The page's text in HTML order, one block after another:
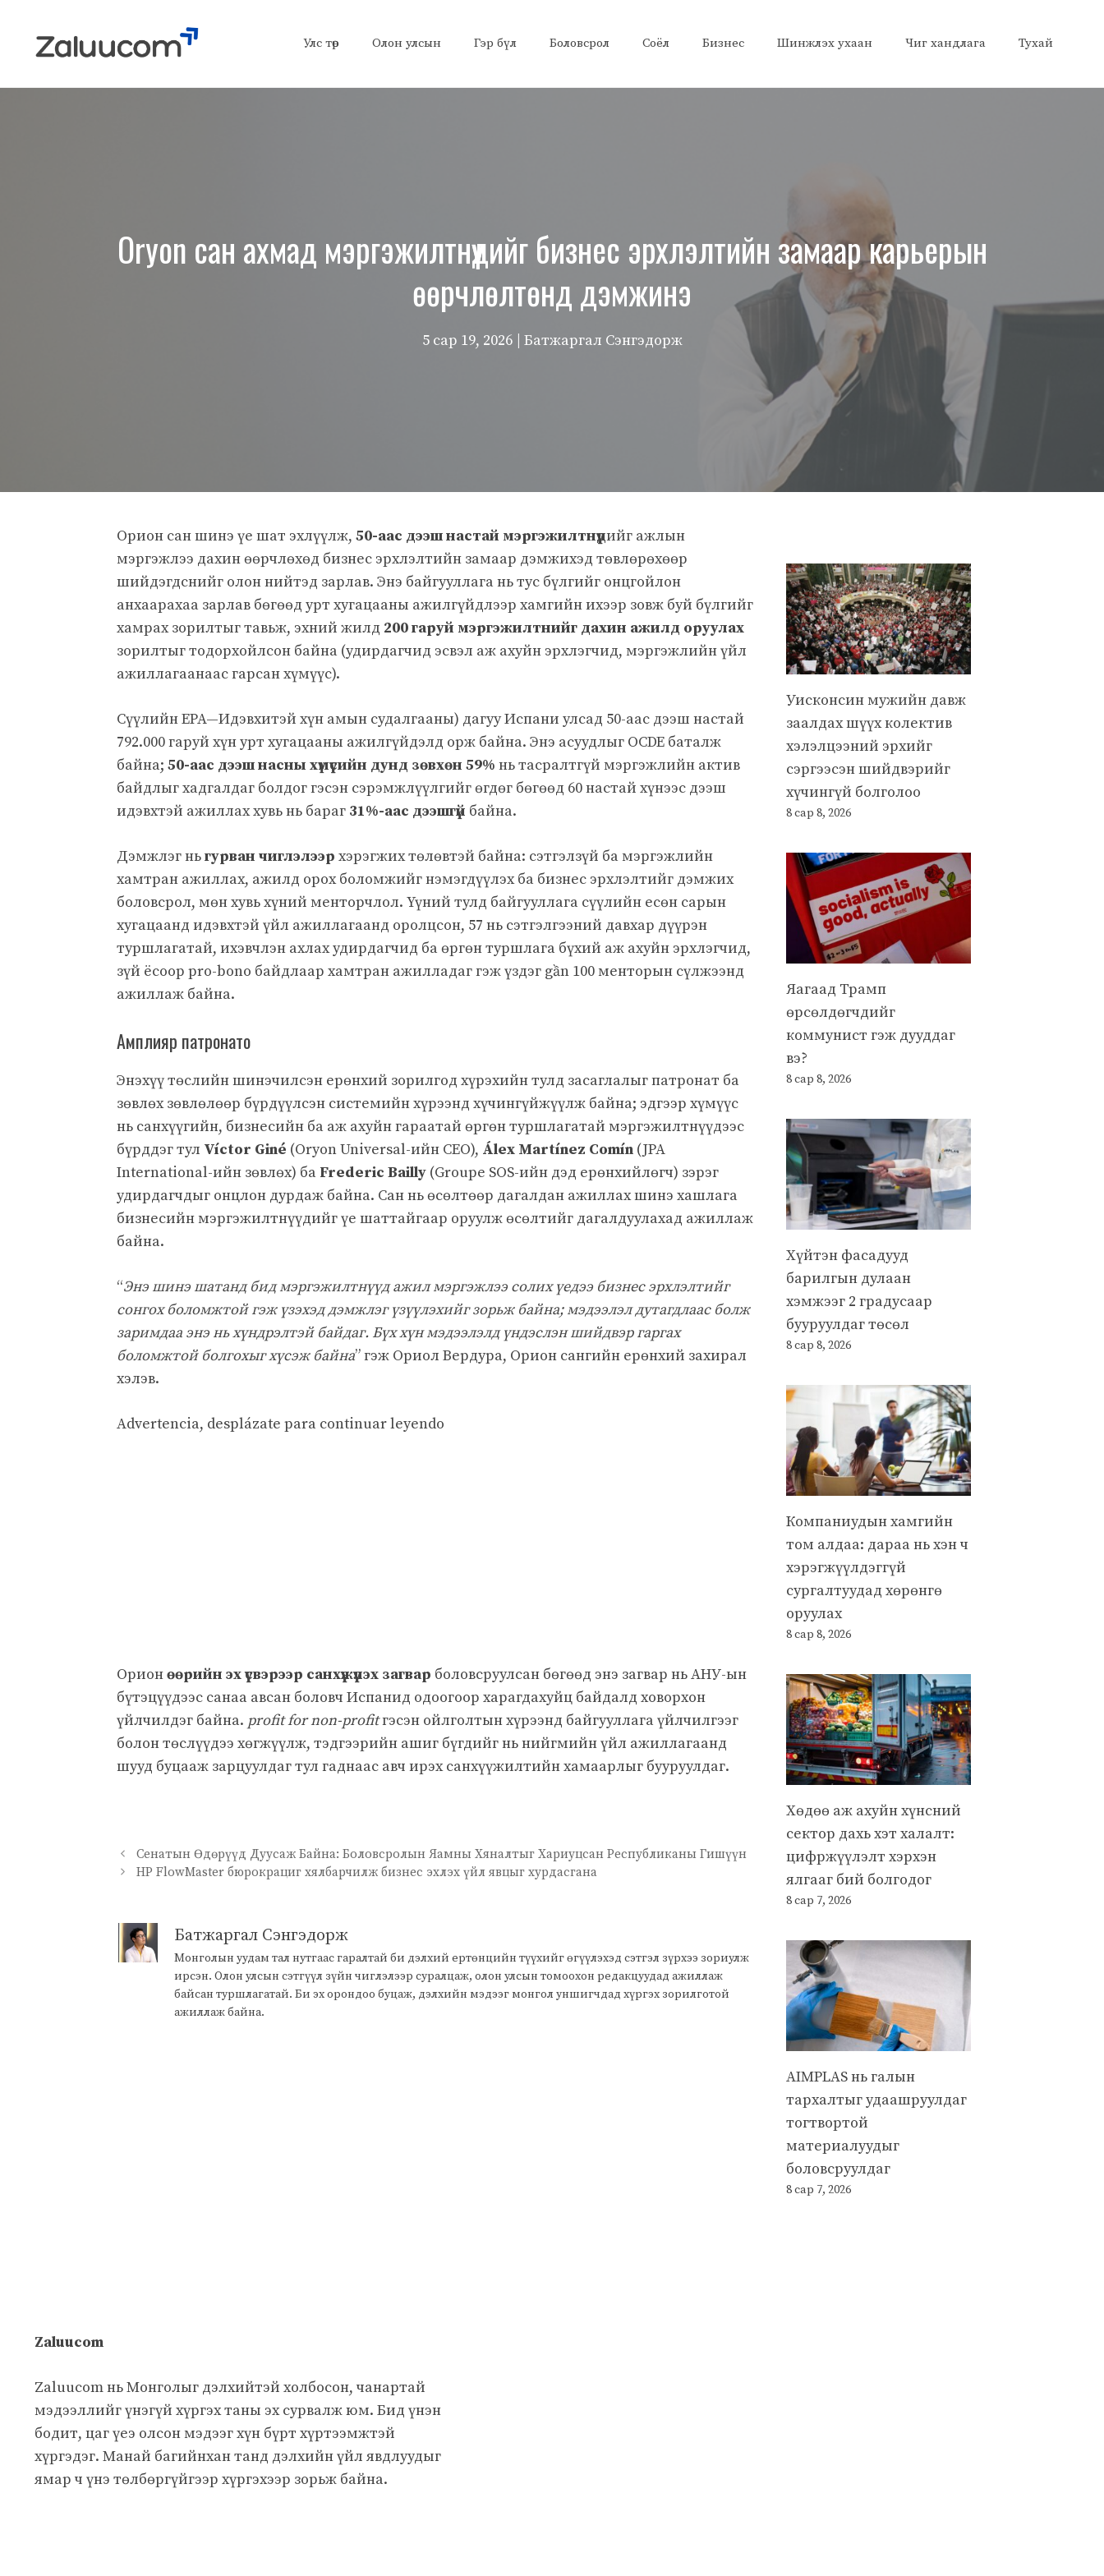
content
Улс төр Олон улсын Гэр бүл Боловсрол Соёл Бизнес Шинжлэх ухаан Чиг хандлага Тухай
Oryon сан ахмад мэргэжилтнүүдийг бизнес эрхлэлтийн замаар карьерын
өөрчлөлтөнд дэмжинэ
5 сар 19, 2026 | Батжаргал Сэнгэдорж
Орион сан шинэ үе шат эхлүүлж, 50-аас дээш настай мэргэжилтнүүдийг ажлын
мэргэжлээ дахин өөрчлөхөд бизнес эрхлэлтийн замаар дэмжихэд төвлөрөхөөр
шийдэгдснийг олон нийтэд зарлав. Энэ байгууллага нь тус бүлгийг онцгойлон
анхаарахаа зарлав бөгөөд урт хугацааны ажилгүйдлээр хамгийн ихээр зовж буй бүлгийг
хамрах зорилтыг тавьж, эхний жилд 200 гаруй мэргэжилтнийг дахин ажилд оруулах
зорилтыг тодорхойлсон байна (удирдагчид эсвэл аж ахуйн эрхлэгчид, мэргэжлийн үйл
ажиллагаанаас гарсан хүмүүс).
Сүүлийн EPA—Идэвхитэй хүн амын судалгааны) дагуу Испани улсад 50-аас дээш настай
792.000 гаруй хүн урт хугацааны ажилгүйдэлд орж байна. Энэ асуудлыг OCDE баталж
байна; 50-аас дээш насны хүмүүсийн дунд зөвхөн 59% нь тасралтгүй мэргэжлийн актив
байдлыг хадгалдаг болдог гэсэн сэрэмжлүүлгийг өгдөг бөгөөд 60 настай хүнээс дээш
идэвхтэй ажиллах хувь нь бараг 31%-аас дээшгүй байна.
Дэмжлэг ньгурван чиглэлээр хэрэгжих төлөвтэй байна: сэтгэлзүй ба мэргэжлийн
хамтран ажиллах, ажилд орох боломжийг нэмэгдүүлэх ба бизнес эрхлэлтийг дэмжих
боловсрол, мөн хувь хүний менторчлол. Үүний тулд байгууллага сүүлийн есөн сарын
хугацаанд идэвхтэй үйл ажиллагаанд оролцсон, 57 нь сэтгэлгээний давхар дүүрэн
туршлагатай, ихэвчлэн ахлах удирдагчид ба өргөн туршлага бүхий аж ахуйн эрхлэгчид,
зүй ёсоор pro-bono байдлаар хамтран ажилладаг гэж үздэг gần 100 менторын сүлжээнд
ажиллаж байна.
Амплияр патронато
Энэхүү төслийн шинэчилсэн ерөнхий зорилгод хүрэхийн тулд засаглалыг патронат ба
зөвлөх зөвлөлөөр бүрдүүлсэн системийн хүрээнд хүчингүйжүүлж байна; эдгээр хүмүүс
нь санхүүгийн, бизнесийн ба аж ахуйн гараатай өргөн туршлагатай мэргэжилтнүүдээс
бүрддэг тул Víctor Giné (Oryon Universal-ийн CEO), Álex Martínez Comín (JPA
International-ийн зөвлөх) ба Frederic Bailly (Groupe SOS-ийн дэд ерөнхийлөгч) зэрэг
удирдагчдыг онцлон дурдаж байна. Сан нь өсөлтөөр дагалдан ажиллах шинэ хашлага
бизнесийн мэргэжилтнүүдийг үе шаттайгаар оруулж өсөлтийг дагалдуулахад ажиллаж
байна.
“Энэ шинэ шатанд бид мэргэжилтнүүд ажил мэргэжлээ солих үедээ бизнес эрхлэлтийг
сонгох боломжтой гэж үзэхэд дэмжлэг үзүүлэхийг зорьж байна; мэдээлэл дутагдлаас болж
заримдаа энэ нь хүндрэлтэй байдаг. Бүх хүн мэдээлэлд үндэслэн шийдвэр гаргах
боломжтой болгохыг хүсэж байна” гэж Ориол Вердура, Орион сангийн ерөнхий захирал
хэлэв.
Advertencia, desplázate para continuar leyendo
Орионөөрийн эх үүсвэрээр санхүүжүүлэх загвар боловсруулсан бөгөөд энэ загвар нь АНУ-ын
бүтэцүүдээс санаа авсан боловч Испанид одоогоор харагдахуйц байдалд ховорхон
үйлчилдэг байна. profit for non-profitгэсэн ойлголтын хүрээнд байгууллага үйлчилгээг
болон төслүүдээ хөгжүүлж, тэдгээрийн ашиг бүгдийг нь нийгмийн үйл ажиллагаанд
шууд буцааж зарцуулдаг тул гаднаас авч ирэх санхүүжилтийн хамаарлыг бууруулдаг.
Сенатын Өдөрүүд Дуусаж Байна: Боловсролын Яамны Хяналтыг Хариуцсан Республиканы Гишүүн
HP FlowMaster бюрокрациг хялбарчилж бизнес эхлэх үйл явцыг хурдасгана
Батжаргал Сэнгэдорж
Монголын уудам тал нутгаас гаралтай би дэлхий ертөнцийн түүхийг өгүүлэхэд сэтгэл зүрхээ зориулж
ирсэн. Олон улсын сэтгүүл зүйн чиглэлээр суралцаж, олон улсын томоохон редакцуудад ажиллаж
байсан туршлагатай. Би эх орондоо буцаж, дэлхийн мэдээг монгол уншигчдад хүргэх зорилготой
ажиллаж байна.
Уисконсин мужийн давж
заалдах шүүх колектив
хэлэлцээний эрхийг
сэргээсэн шийдвэрийг
хүчингүй болголоо
8 сар 8, 2026
Яагаад Трамп
өрсөлдөгчдийг
коммунист гэж дууддаг
вэ?
8 сар 8, 2026
Хүйтэн фасадууд
барилгын дулаан
хэмжээг 2 градусаар
бууруулдаг төсөл
8 сар 8, 2026
Компаниудын хамгийн
том алдаа: дараа нь хэн ч
хэрэгжүүлдэггүй
сургалтуудад хөрөнгө
оруулах
8 сар 8, 2026
Хөдөө аж ахуйн хүнсний
сектор дахь хэт халалт:
цифржүүлэлт хэрхэн
ялгааг бий болгодог
8 сар 7, 2026
AIMPLAS нь галын
тархалтыг удаашруулдаг
тогтвортой
материалуудыг
боловсруулдаг
8 сар 7, 2026
Zaluucom
Zaluucom нь Монголыг дэлхийтэй холбосон, чанартай
мэдээллийг үнэгүй хүргэх таны эх сурвалж юм. Бид үнэн
бодит, цаг үеэ олсон мэдээг хүн бүрт хүртээмжтэй
хүргэдэг. Манай багийнхан танд дэлхийн үйл явдлуудыг
ямар ч үнэ төлбөргүйгээр хүргэхээр зорьж байна.